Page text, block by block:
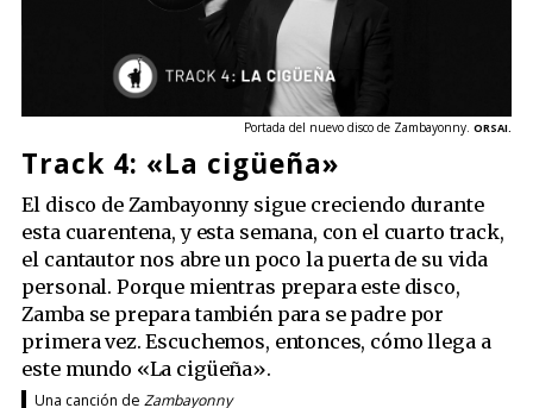
Portada del nuevo disco de Zambayonny. ORSAI.
Track 4: «La cigüeña»
El disco de Zambayonny sigue creciendo durante
esta cuarentena, y esta semana, con el cuarto track,
el cantautor nos abre un poco la puerta de su vida
personal. Porque mientras prepara este disco,
Zamba se prepara también para se padre por
primera vez. Escuchemos, entonces, cómo llega a
este mundo «La cigüeña».
Una canción de Zambayonny